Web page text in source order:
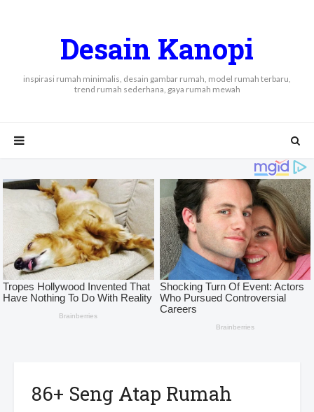
Desain Kanopi
inspirasi rumah minimalis, desain gambar rumah, model rumah terbaru,
trend rumah sederhana, gaya rumah mewah
86+ Seng Atap Rumah